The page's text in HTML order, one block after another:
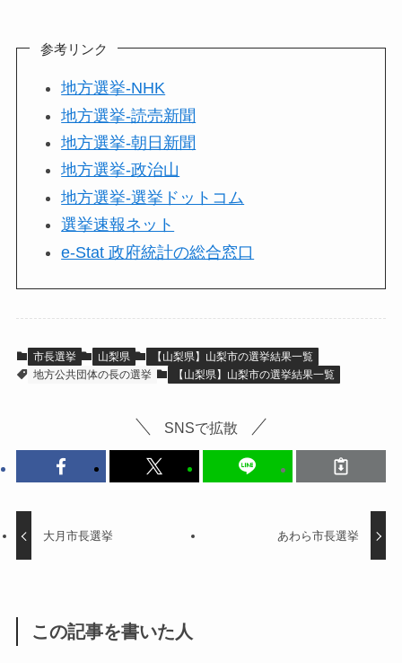
参考リンク
地方選挙-NHK
地方選挙-読売新聞
地方選挙-朝日新聞
地方選挙-政治山
地方選挙-選挙ドットコム
選挙速報ネット
e-Stat 政府統計の総合窓口
市長選挙 山梨県
【山梨県】山梨市の選挙結果一覧
地方公共団体の長の選挙
【山梨県】山梨市の選挙結果一覧
SNSで拡散
大月市長選挙 あわら市長選挙
この記事を書いた人